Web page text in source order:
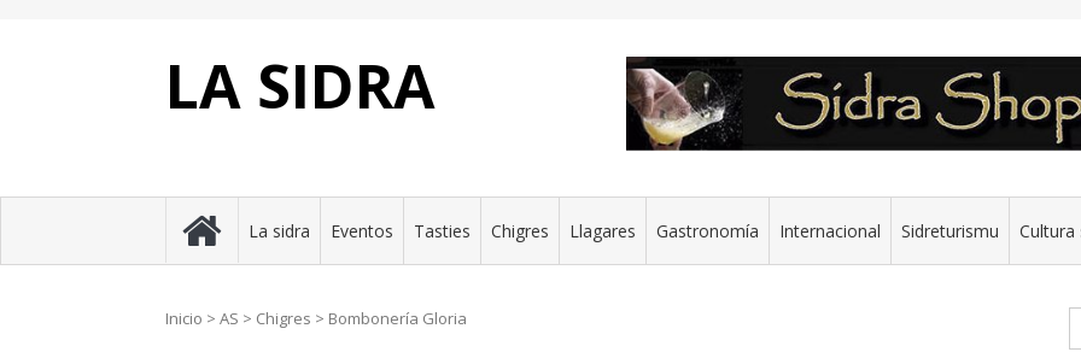
LA SIDRA
La sidra Eventos Tasties Chigres Llagares Gastronomía Internacional Sidreturismu Cultura
Inicio > AS > Chigres > Bombonería Gloria